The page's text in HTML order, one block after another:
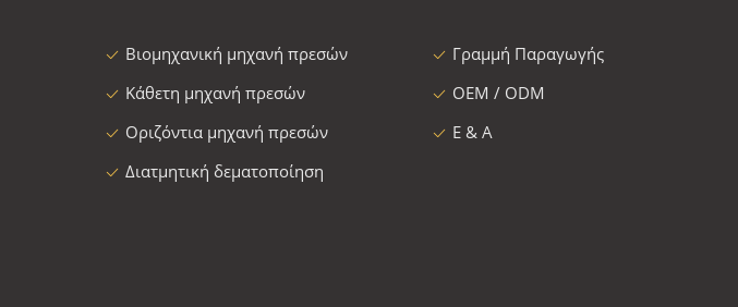
Βιομηχανική μηχανή πρεσών
Κάθετη μηχανή πρεσών
Οριζόντια μηχανή πρεσών
Διατμητική δεματοποίηση
Γραμμή Παραγωγής
OEM / ODM
Ε & Α